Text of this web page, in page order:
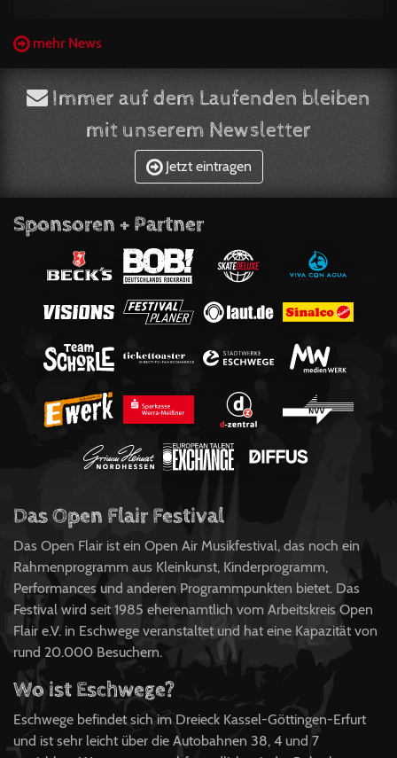
mehr News
Immer auf dem Laufenden bleiben
mit unserem Newsletter
Jetzt eintragen
Sponsoren + Partner
Das Open Flair Festival
Das Open Flair ist ein Open Air Musikfestival, das noch ein
Rahmenprogramm aus Kleinkunst, Kinderprogramm,
Performances und anderen Programmpunkten bietet. Das
Festival wird seit 1985 eherenamtlich vom Arbeitskreis Open
Flair e.V. in Eschwege veranstaltet und hat eine Kapazität von
rund 20.000 Besuchern.
Wo ist Eschwege?
Eschwege befindet sich im Dreieck Kassel-Göttingen-Erfurt
und ist sehr leicht über die Autobahnen 38, 4 und 7